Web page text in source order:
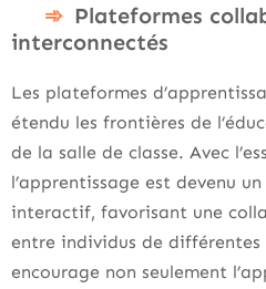
Plateformes
interconnectés
Les plateformes
étendu les frontières de
de la salle de classe. Avec
l’apprentissage est devenu
interactif, favorisant une
entre individus de différentes
encourage non seulement